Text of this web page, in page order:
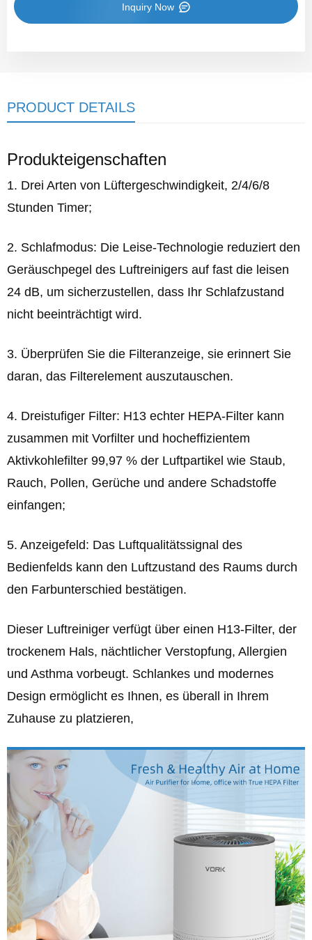
Inquiry Now
PRODUCT DETAILS
Produkteigenschaften
1. Drei Arten von Lüftergeschwindigkeit, 2/4/6/8
Stunden Timer;
2. Schlafmodus: Die Leise-Technologie reduziert den
Geräuschpegel des Luftreinigers auf fast die leisen
24 dB, um sicherzustellen, dass Ihr Schlafzustand
nicht beeinträchtigt wird.
3. Überprüfen Sie die Filteranzeige, sie erinnert Sie
daran, das Filterelement auszutauschen.
4. Dreistufiger Filter: H13 echter HEPA-Filter kann
zusammen mit Vorfilter und hocheffizientem
Aktivkohlefilter 99,97 % der Luftpartikel wie Staub,
Rauch, Pollen, Gerüche und andere Schadstoffe
einfangen;
5. Anzeigefeld: Das Luftqualitätssignal des
Bedienfelds kann den Luftzustand des Raums durch
den Farbunterschied bestätigen.
Dieser Luftreiniger verfügt über einen H13-Filter, der
trockenem Hals, nächtlicher Verstopfung, Allergien
und Asthma vorbeugt. Schlankes und modernes
Design ermöglicht es Ihnen, es überall in Ihrem
Zuhause zu platzieren,